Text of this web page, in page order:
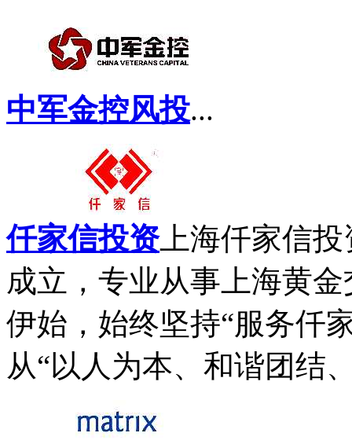
中军金控风投...
仟家信投资上海仟家信
成立，专业从事上海黄
伊始，始终坚持“服务仟
从“以人为本、和谐团结